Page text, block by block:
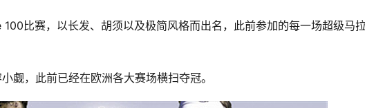
比赛，以长发、胡须以及极简风格而出名，此前参加的每一场超级马
觑，此前已经在欧洲各大赛场横扫夺冠。